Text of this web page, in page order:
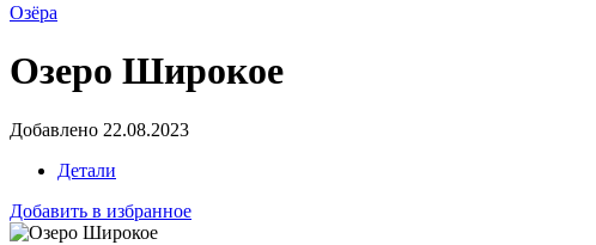
Озёра
Озеро Широкое
Добавлено 22.08.2023
Детали
Добавить в избранное